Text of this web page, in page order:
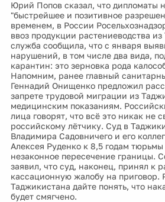
Юрий Попов сказал, что дипломаты
"быстрейшее и позитивное
временем, в России
ввоз продукции растениеводства
служба сообщила, что с января
нарушений, в том числе два вида,
карантин: это зерновка рода
Напомним, ранее главный
Геннадий Онищенко предложил
запрете трудовой миграции из
медицинским показаниям.
лица говорят, что всё это никак не
российскому лётчику. Суд в
Владимира Садовничего и его
Алексея Руденко к 8,5 годам тюрьмы
незаконное пересечение границы.
заявил, что суд, наконец, принял к
кассационную жалобу на приговор.
Таджикистана дайте понять, что
будет смягчено.